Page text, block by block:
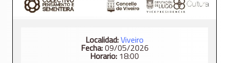
Localidad:Viveiro
Fecha:09/05/2026
Horario: 18:00